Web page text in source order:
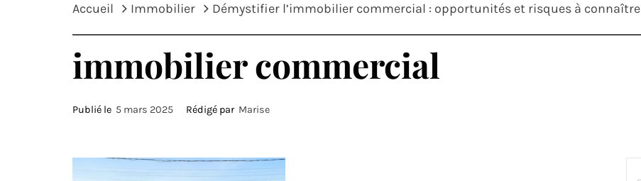
Accueil Immobilier Démystifier l’immobilier commercial : opportunités et risques à connaître
immobilier commercial
Publié le 5 mars 2025 Rédigé par Marise